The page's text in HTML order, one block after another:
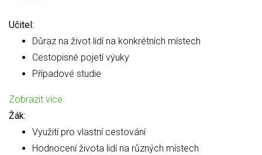
Učitel:
Důraz na život lidí na konkrétních místech
Cestopisné pojetí výuky
Případové studie
Zobrazit více
Žák:
Využití pro vlastní cestování
Hodnocení života lidí na různých místech